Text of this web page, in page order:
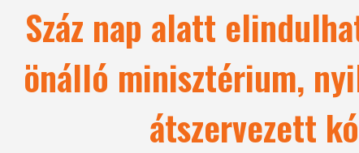
Száz nap alatt
önálló minisztérium,
átszervezett